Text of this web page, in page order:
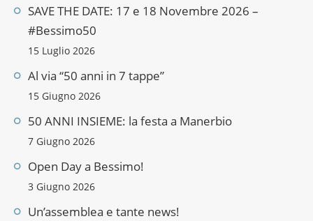
SAVE THE DATE: 17 e 18 Novembre 2026 –
#Bessimo50
15 Luglio 2026
Al via “50 anni in 7 tappe”
15 Giugno 2026
50 ANNI INSIEME: la festa a Manerbio
7 Giugno 2026
Open Day a Bessimo!
3 Giugno 2026
Un’assemblea e tante news!